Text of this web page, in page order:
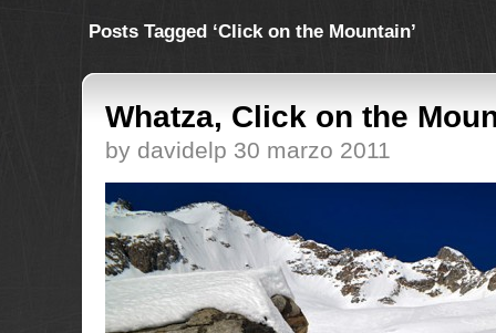
Posts Tagged ‘Click on the Mountain’
Whatza, Click on the
by davidelp 30 marzo 2011